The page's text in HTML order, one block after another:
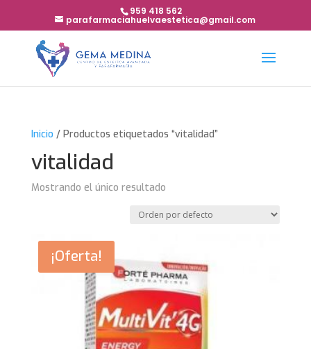
959 418 562
parafarmaciahuelvaestetica@gmail.com
Inicio / Productos etiquetados “vitalidad”
vitalidad
Mostrando el único resultado
¡Oferta!